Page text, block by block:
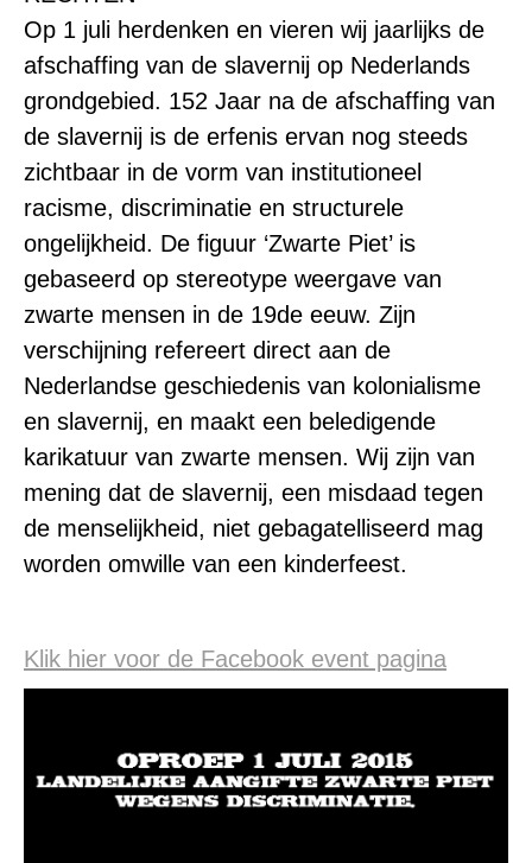
Op 1 juli herdenken en vieren wij jaarlijks de
afschaffing van de slavernij op Nederlands
grondgebied. 152 Jaar na de afschaffing van
de slavernij is de erfenis ervan nog steeds
zichtbaar in de vorm van institutioneel
racisme, discriminatie en structurele
ongelijkheid. De figuur ‘Zwarte Piet’ is
gebaseerd op stereotype weergave van
zwarte mensen in de 19de eeuw. Zijn
verschijning refereert direct aan de
Nederlandse geschiedenis van kolonialisme
en slavernij, en maakt een beledigende
karikatuur van zwarte mensen. Wij zijn van
mening dat de slavernij, een misdaad tegen
de menselijkheid, niet gebagatelliseerd mag
worden omwille van een kinderfeest.
Klik hier voor de Facebook event pagina